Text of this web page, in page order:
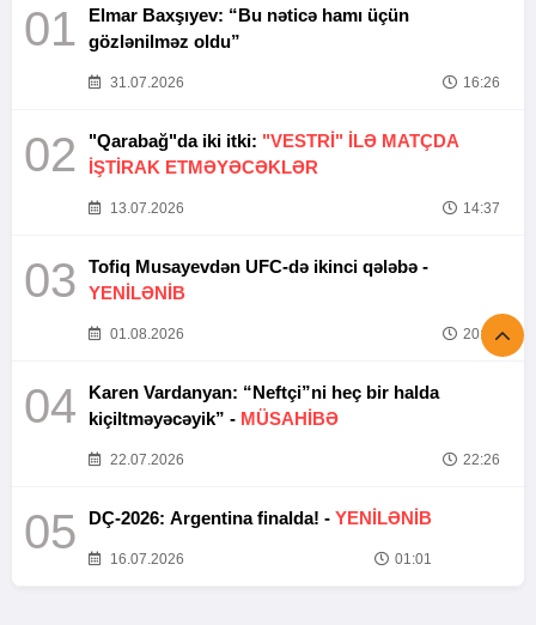
01
Elmar Baxşıyev: “Bu nəticə hamı üçün
gözlənilməz oldu”
31.07.2026 16:26
02 "Qarabağ"da iki itki: "VESTRİ" İLƏ MATÇDA
İŞTİRAK ETMƏYƏCƏKLƏR
13.07.2026 14:37
03
Tofiq Musayevdən UFC-də ikinci qələbə -
YENİLƏNİB
01.08.2026 20:52
04
Karen Vardanyan: “Neftçi”ni heç bir halda
kiçiltməyəcəyik” - MÜSAHİBƏ
22.07.2026 22:26
05 DÇ-2026: Argentina finalda! - YENİLƏNİB
16.07.2026 01:01